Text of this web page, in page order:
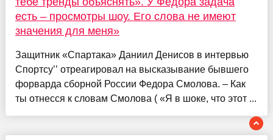
есть – просмотры шоу. Его слова не имеют
значения для меня»
Защитник «Спартака» Даниил Денисов в интервью
Спортсу’’ отреагировал на высказывание бывшего
форварда сборной России Федора Смолова. – Как
ты отнесся к словам Смолова ( «Я в шоке, что этот ...